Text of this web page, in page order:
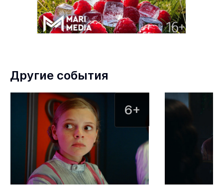
Другие события
6+